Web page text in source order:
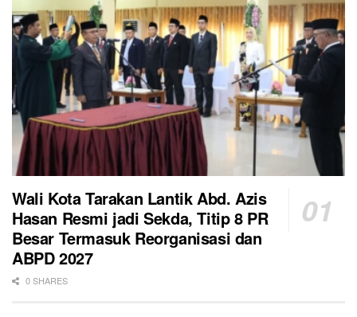
Wali Kota Tarakan Lantik Abd. Azis
Hasan Resmi jadi Sekda, Titip 8 PR
Besar Termasuk Reorganisasi dan
ABPD 2027
0 SHARES